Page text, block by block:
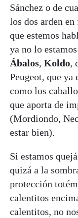
Sánchez o de
los dos arden
que estemos
ya no lo
Ábalos, Koldo,
Peugeot, que ya
como los
que aporta de
(Mordiondo,
estar bien).
Si estamos
quizá a la
protección
calentitos
calentitos, no